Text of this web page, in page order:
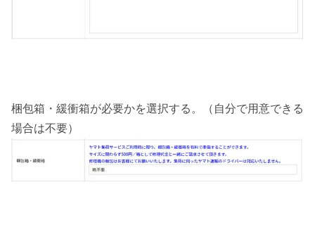
梱包箱・緩衝箱が必要かを選択する。（自分で用意できる
場合は不要）